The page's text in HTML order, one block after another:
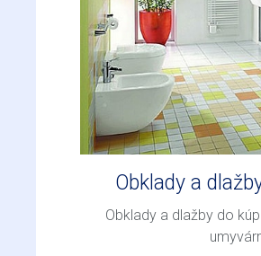
Obklady a
Obklady a dlažby do